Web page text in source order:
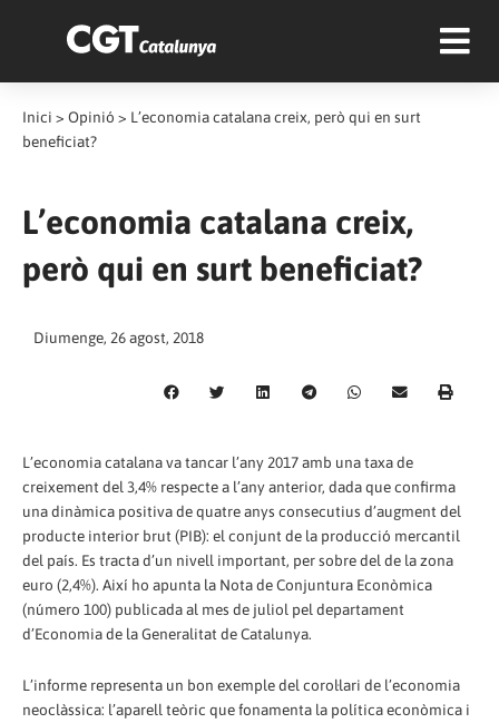
Inici > Opinió > L’economia catalana creix, però qui en surt
beneficiat?
L’economia catalana creix,
però qui en surt beneficiat?
Diumenge, 26 agost, 2018
L’economia catalana va tancar l’any 2017 amb una taxa de
creixement del 3,4% respecte a l’any anterior, dada que confirma
una dinàmica positiva de quatre anys consecutius d’augment del
producte interior brut (PIB): el conjunt de la producció mercantil
del país. Es tracta d’un nivell important, per sobre del de la zona
euro (2,4%). Així ho apunta la Nota de Conjuntura Econòmica
(número 100) publicada al mes de juliol pel departament
d’Economia de la Generalitat de Catalunya.
L’informe representa un bon exemple del corol·lari de l’economia
neoclàssica: l’aparell teòric que fonamenta la política econòmica i